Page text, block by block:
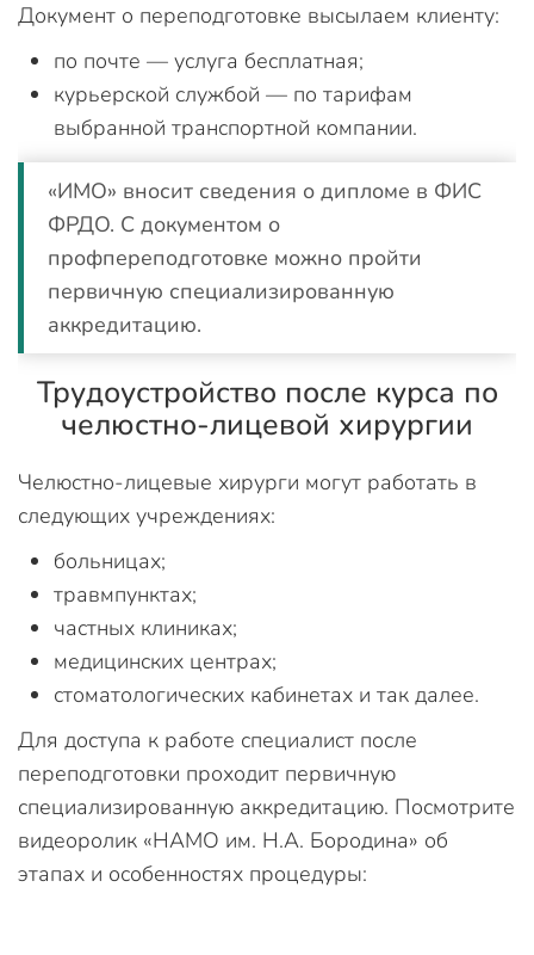
Документ о переподготовке высылаем клиенту:
по почте — услуга бесплатная;
курьерской службой — по тарифам
выбранной транспортной компании.
«ИМО» вносит сведения о дипломе в ФИС
ФРДО. С документом о
профпереподготовке можно пройти
первичную специализированную
аккредитацию.
Трудоустройство после курса по
челюстно-лицевой хирургии
Челюстно-лицевые хирурги могут работать в
следующих учреждениях:
больницах;
травмпунктах;
частных клиниках;
медицинских центрах;
стоматологических кабинетах и так далее.
Для доступа к работе специалист после
переподготовки проходит первичную
специализированную аккредитацию. Посмотрите
видеоролик «НАМО им. Н.А. Бородина» об
этапах и особенностях процедуры: